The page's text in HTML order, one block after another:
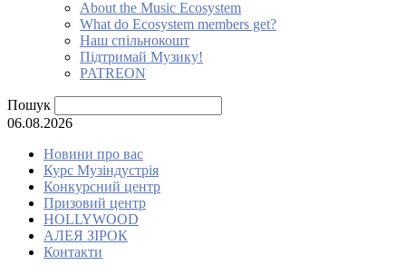
About the Music Ecosystem
What do Ecosystem members get?
Наш спільнокошт
Підтримай Музику!
PATREON
Пошук
06.08.2026
Новини про вас
Курс Музіндустрія
Конкурсний центр
Призовий центр
HOLLYWOOD
АЛЕЯ ЗІРОК
Контакти